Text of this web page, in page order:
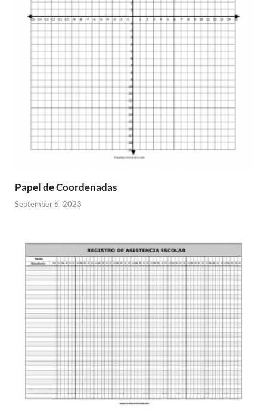
Papel de Coordenadas
September 6, 2023